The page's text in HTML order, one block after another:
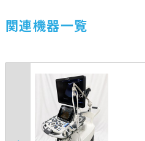
関連機器一覧